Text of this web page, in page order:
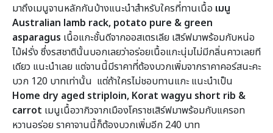
มาถึงเมนูจานหลักกันบ้างแนะนำสำหรับใครที่ทานเนื้อ เมนู
Australian lamb rack, potato pure & green
asparagus เนื้อแกะชั้นดีจากออสเตรเลีย เสิร์ฟมาพร้อมกับหน่อ
ไม้ฝรั่ง ซึ่งรสชาตินั้นบอกเลยว่าอร่อยเนื้อแกะนุ่มไม่มีกลิ่นคาวเลยที
เดียว แนะนำเลย แต่จานนี้มีราคาที่ต้องบวกเพิ่มจากราคาคอร์สนะคะ
บวก 120 บาทเท่านั้น แต่ถ้าใครไม่ชอบทานแกะ แนะนำเป็น
Home dry aged striploin, Korat wagyu short rib &
carrot เมนูเนื้อวากิวจากเมืองโคราชเสิร์ฟมาพร้อมกับแครอท
หวานอร่อย ราคาจานนี้ก็ต้องบวกเพิ่มอีก 240 บาท